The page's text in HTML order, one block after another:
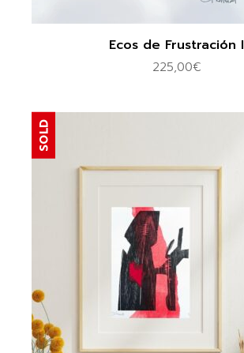
Ecos de Frustración I
225,00€
SOLD